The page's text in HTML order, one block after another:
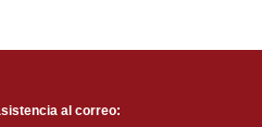
al correo: